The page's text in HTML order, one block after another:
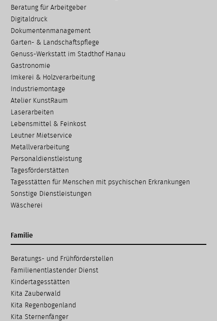
Beratung für Arbeitgeber
Digitaldruck
Dokumenten­management
Garten- & Landschafts­pflege
Genuss-Werkstatt im Stadthof Hanau
Gastronomie
Imkerei & Holz­verarbeitung
Industriemontage
Atelier KunstRaum
Laserarbeiten
Lebensmittel & Feinkost
Leutner Mietservice
Metallverarbeitung
Personaldienstleistung
Tagesförderstätten
Tagesstätten für Menschen mit psychischen Erkrankungen
Sonstige Dienstleistungen
Wäscherei
Familie
Navigation
überspringen
Beratungs- und Frühförder­stellen
Familien­entlastender Dienst
Kinder­tages­stätten
Kita Zauberwald
Kita Regenbogenland
Kita Sternenfänger